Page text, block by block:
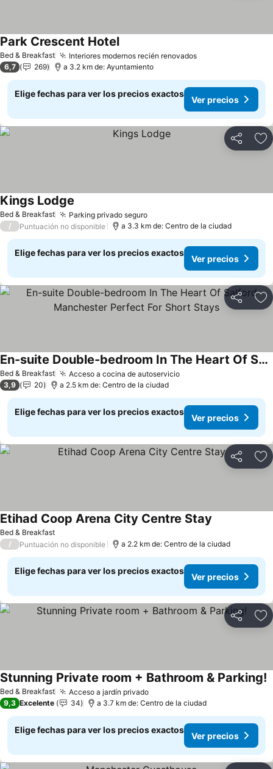
Bed & Breakfast Interiores modernos recién renovados
Park Crescent Hotel
6,7 269 a 3.2 km de: Ayuntamiento
Elige fechas para ver los precios exactos
Ver precios
Compartir
Bed & Breakfast Parking privado seguro
Kings Lodge
/ Puntuación no disponible a 3.3 km de: Centro de la ciudad
Elige fechas para ver los precios exactos
Ver precios
Compartir
Bed & Breakfast Acceso a cocina de autoservicio
En-suite Double-bedroom In The Heart Of Salford Manchester Perfect For Short Stays
3,9 20 a 2.5 km de: Centro de la ciudad
Elige fechas para ver los precios exactos
Ver precios
Compartir
Bed & Breakfast
Etihad Coop Arena City Centre Stay
/ Puntuación no disponible a 2.2 km de: Centro de la ciudad
Elige fechas para ver los precios exactos
Ver precios
Compartir
Bed & Breakfast Acceso a jardín privado
Stunning Private room + Bathroom & Parking!
9,3 Excelente 34 a 3.7 km de: Centro de la ciudad
Elige fechas para ver los precios exactos
Ver precios